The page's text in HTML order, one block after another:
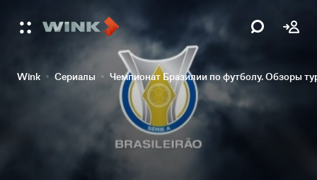
Wink Сериалы Чемпионат Бразилии по футболу. Обзоры